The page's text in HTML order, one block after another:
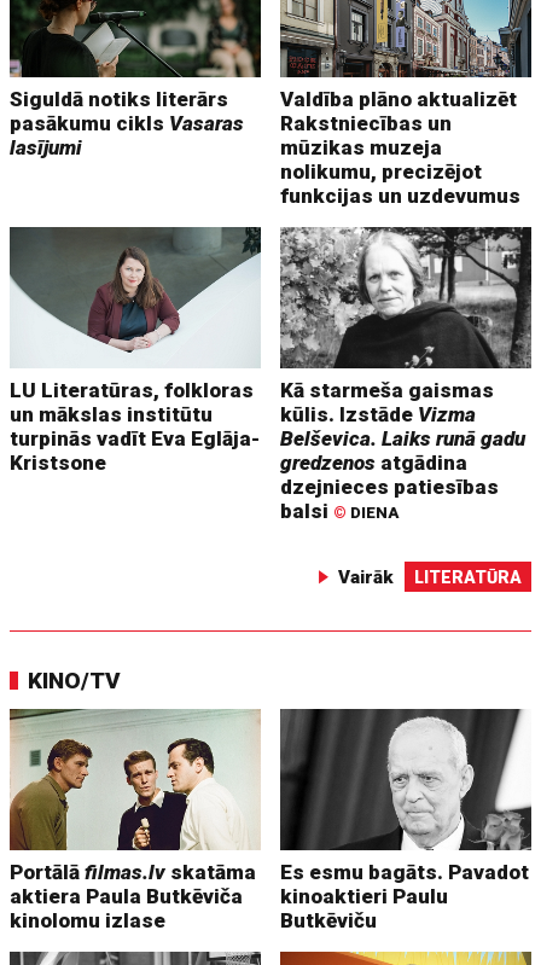
Siguldā notiks literārs
pasākumu cikls Vasaras
lasījumi
Valdība plāno aktualizēt
Rakstniecības un
mūzikas muzeja
nolikumu, precizējot
funkcijas un uzdevumus
LU Literatūras, folkloras
un mākslas institūtu
turpinās vadīt Eva Eglāja-
Kristsone
Kā starmeša gaismas
kūlis. Izstāde Vizma
Belševica. Laiks runā gadu
gredzenos atgādina
dzejnieces patiesības
balsi © DIENA
Vairāk LITERATŪRA
KINO/TV
Portālāfilmas.lv skatāma
aktiera Paula Butkēviča
kinolomu izlase
Es esmu bagāts. Pavadot
kinoaktieri Paulu
Butkēviču